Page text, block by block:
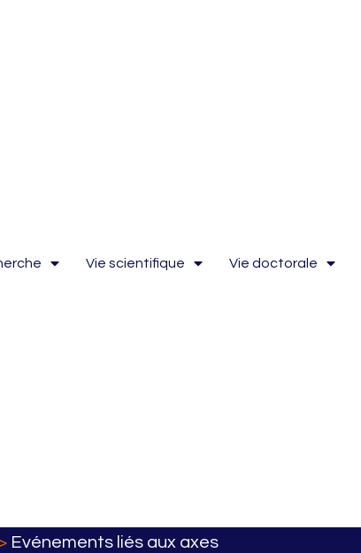
Vie scientifique Vie doctorale
Evénements liés aux axes